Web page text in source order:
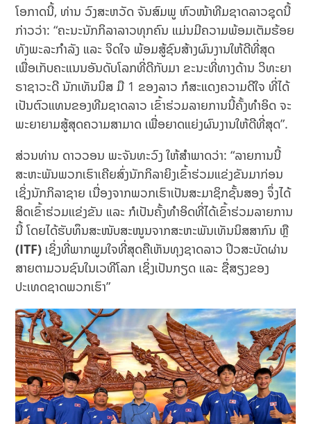
ໂອກາດນີ້, ທ່ານ ວົງສະຫວັດ ຈັນສົມພູ ຫົວໜ້າທີມຊາດລາວຊຸດນີ້
ກ່າວວ່າ: “ຄະນະນັກກິລາລາວທຸກຄົນ ແມ່ນມີຄວາມພ້ອມເຕັມຮ້ອຍ
ທັງພະລະກຳລັງ ແລະ ຈິດໃຈ ພ້ອມສູ້ຊົນສ້າງຜົນງານໃຫ້ດີທີ່ສຸດ
ເພື່ອເກັບຄະແນນອັນດັບໂລກທີ່ດີກັບມາ ຂະນະທີ່ທາງດ້ານ ວິທະຍາ
ຣາຊາວະດີ ນັກເທັນນິສ ມື 1 ຂອງລາວ ກໍສະແດງຄວາມດີໃຈ ທີ່ໄດ້
ເປັນຕົວແທນຂອງທີມຊາດລາວ ເຂົ້າຮ່ວມລາຍການນີ້ຄັ້ງທຳອິດ ຈະ
ພະຍາຍາມສູ້ສຸດຄວາມສາມາດ ເພື່ອຍາດແຍ່ງຜົນງານໃຫ້ດີທີ່ສຸດ”.
ສ່ວນທ່ານ ດາວວອນ ພະຈັນທະວົງ ໃຫ້ສຳພາດວ່າ: “ລາຍການນີ້
ສະຫະພັນພວກເຮົາເຄີຍສົ່ງນັກກິລາຍິງເຂົ້າຮ່ວມແຂ່ງຂັນມາກ່ອນ
ເຊິ່ງນັກກິລາຊາຍ ເນື່ອງຈາກພວກເຮົາເປັນສະມາຊິກຊັ້ນສອງ ຈຶ່ງໄດ້
ສິດເຂົ້າຮ່ວມແຂ່ງຂັນ ແລະ ກໍເປັນຄັ້ງທຳອິດທີ່ໄດ້ເຂົ້າຮ່ວມລາຍການ
ນີ້ ໂດຍໄດ້ຮັບທຶນສະໜັບສະໜູນຈາກສະຫະພັນເທັນນິສສາກົນ ຫຼື
(ITF) ເຊິ່ງທີ່ພາກພູມໃຈທີ່ສຸດຄືເຫັນທຸງຊາດລາວ ປິວສະບັດຜ່ານ
ສາຍຕາມວນຊົນໃນເວທີໂລກ ເຊິ່ງເປັນກຽດ ແລະ ຊື່ສຽງຂອງ
ປະເທດຊາດພວກເຮົາ”